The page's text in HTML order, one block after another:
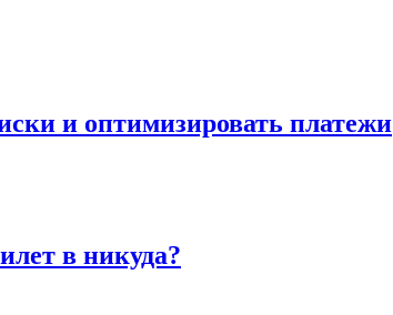
и оптимизировать платежи
в никуда?